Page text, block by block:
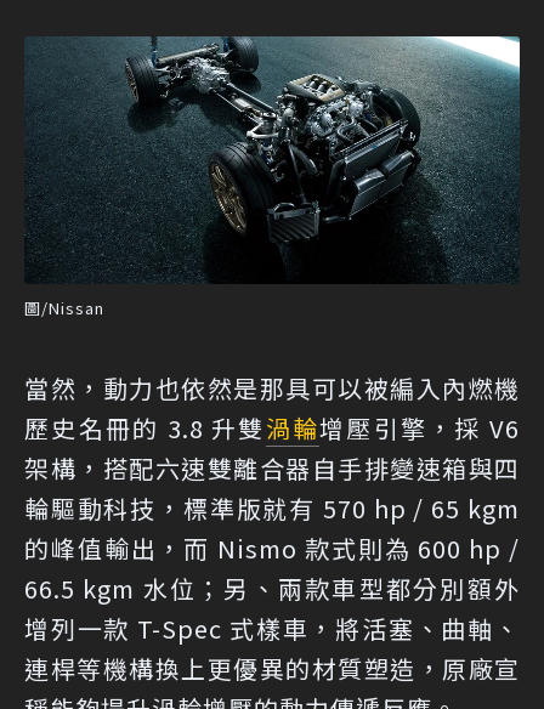
圖/Nissan
當然，動力也依然是那具可以被編入內燃機
歷史名冊的 3.8 升雙渦輪增壓引擎，採 V6
架構，搭配六速雙離合器自手排變速箱與四
輪驅動科技，標準版就有 570 hp / 65 kgm
的峰值輸出，而 Nismo 款式則為 600 hp /
66.5 kgm 水位；另、兩款車型都分別額外
增列一款 T-Spec 式樣車，將活塞、曲軸、
連桿等機構換上更優異的材質塑造，原廠宣